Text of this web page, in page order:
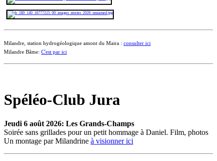
Milandre, station hydrogéologique amont du Maira : consulter ici
Milandre Bâme: C'est par ici
Spéléo-Club Jura
Jeudi 6 août 2026: Les Grands-Champs
Soirée sans grillades pour un petit hommage à Daniel. Film, photos
Un montage par Milandrine à visionner ici